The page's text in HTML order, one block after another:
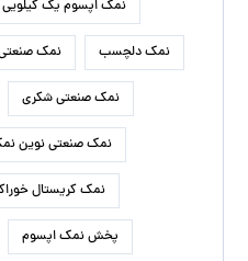
نمک اپسوم یک کیلویی
نمک دلچسب نمک
نمک صنعتی شکری
نمک صنعتی نوین
نمک کریستال
پخش نمک اپسوم